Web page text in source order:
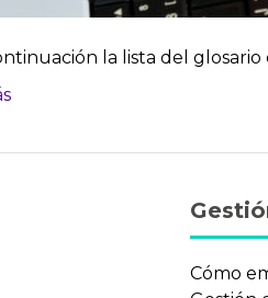
la lista del
Cómo